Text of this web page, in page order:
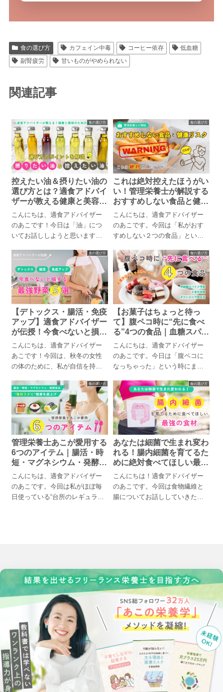
食の選び方 カフェイン中毒 コーヒー依存
低血糖
副腎疲労
甘いものがやめられない
関連記事
食の選び方
控えたい油＆摂りたい油の
選び方とは？適食アドバイ
ザーが教える健康と美容の
ための油のルール
こんにちは、適食アドバイザー
のあこです！今日は「油」につ
いてお話ししようと思います。
てお話し...
食の選び方
これは絶対控えたほうがい
い！管理栄養士が解説する
おすすめしない食品と健康
リスク【ポテトチップス・
フライドポテト】
こんにちは、適食アドバイザー
のあこです。今回は「私がおす
すめしない２つの食品」という
識的に避...
食の選び方
【デトックス・腸活・免疫
アップ】適食アドバイザー
が伝授！今食べないと損す
る最強野菜5選
こんにちは、適食アドバイザー
あこです！今回は、秋冬の女性
の体のために、私が自信を持っ
損する野...
食の選び方
【お菓子はちょっと待っ
て】腹ペコ時に“先に食べ
る”4つの食品｜血糖スパイ
ク予防・老化対策・コンビ
ニで買える
こんにちは、適食アドバイザー
のあこです。今日は「腹ペコに
なっちゃった」という時にまず
ます。...
食の選び方
管理栄養士あこが愛用する
6つのアイテム｜腸活・時
短・マグネシウム・発酵食
品で“毎日ラクに”健康を底
上げ
こんにちは、適食アドバイザー
のあこです。今回は私がほぼ毎
日使っている“台所のレギュラー
食の選び方
あなたは細菌で生まれ変わ
れる！腸内細菌を育てるた
めに絶対食べてほしい最強
の食材
こんにちは！適食アドバイザー
のあこです。今回は食物繊維と
腸についてお話ししていきたい